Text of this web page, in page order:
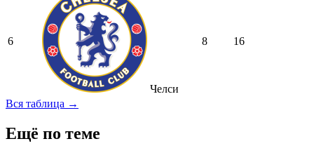
6
Челси
8 16
Вся таблица →
Ещё по теме